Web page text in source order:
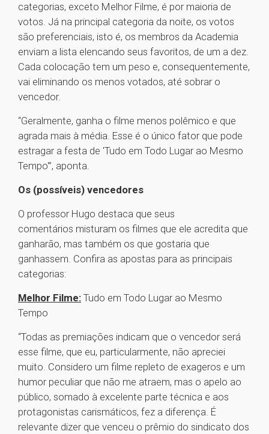
categorias, exceto Melhor Filme, é por maioria de
votos. Já na principal categoria da noite, os votos
são preferenciais, isto é, os membros da Academia
enviam a lista elencando seus favoritos, de um a dez.
Cada colocação tem um peso e, consequentemente,
vai eliminando os menos votados, até sobrar o
vencedor.
“Geralmente, ganha o filme menos polêmico e que
agrada mais à média. Esse é o único fator que pode
estragar a festa de 'Tudo em Todo Lugar ao Mesmo
Tempo'”, aponta.
Os (possíveis) vencedores
O professor Hugo destaca que seus
comentários misturam os filmes que ele acredita que
ganharão, mas também os que gostaria que
ganhassem. Confira as apostas para as principais
categorias:
Melhor Filme: Tudo em Todo Lugar ao Mesmo
Tempo
“Todas as premiações indicam que o vencedor será
esse filme, que eu, particularmente, não apreciei
muito. Considero um filme repleto de exageros e um
humor peculiar que não me atraem, mas o apelo ao
público, somado à excelente parte técnica e aos
protagonistas carismáticos, fez a diferença. É
relevante dizer que venceu o prêmio do sindicato dos